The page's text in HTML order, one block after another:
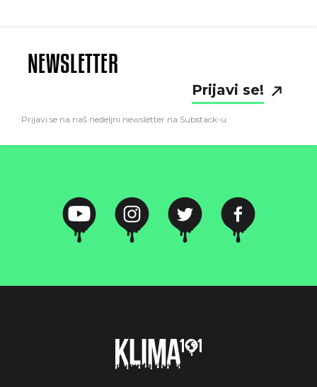
NEWSLETTER
Prijavi se!
Prijavi se na naš nedeljni newsletter na Substack-u